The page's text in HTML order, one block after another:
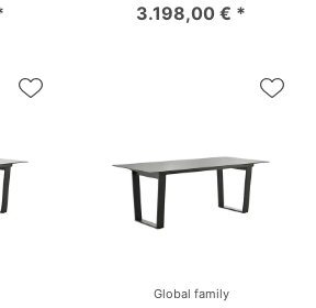
3.198,00 € *
Global family